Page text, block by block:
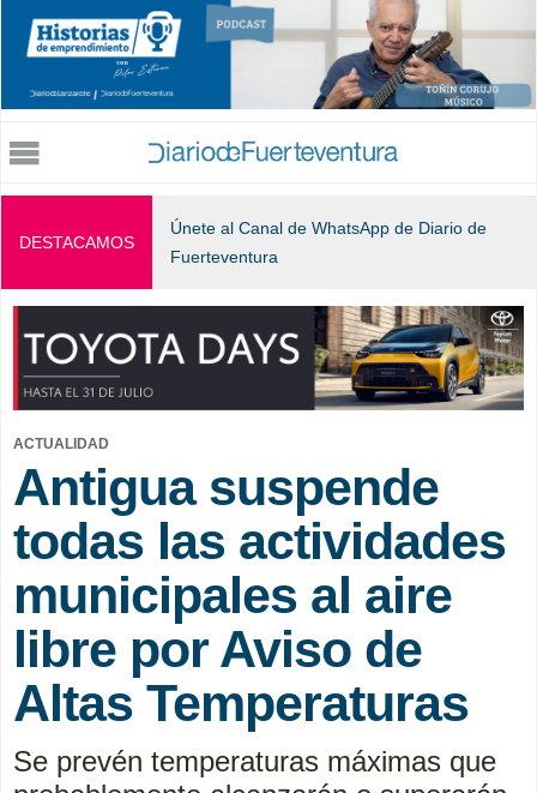
Jump to navigation
DESTACAMOS
Únete al Canal de WhatsApp de Diario de
Fuerteventura
ACTUALIDAD
Antigua suspende
todas las actividades
municipales al aire
libre por Aviso de
Altas Temperaturas
Se prevén temperaturas máximas que